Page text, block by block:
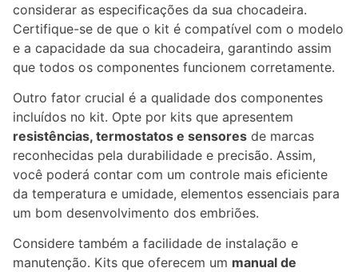
considerar as especificações da sua chocadeira.
Certifique-se de que o kit é compatível com o modelo
e a capacidade da sua chocadeira, garantindo assim
que todos os componentes funcionem corretamente.
Outro fator crucial é a qualidade dos componentes
incluídos no kit. Opte por kits que apresentem
resistências, termostatos e sensores de marcas
reconhecidas pela durabilidade e precisão. Assim,
você poderá contar com um controle mais eficiente
da temperatura e umidade, elementos essenciais para
um bom desenvolvimento dos embriões.
Considere também a facilidade de instalação e
manutenção. Kits que oferecem um manual de